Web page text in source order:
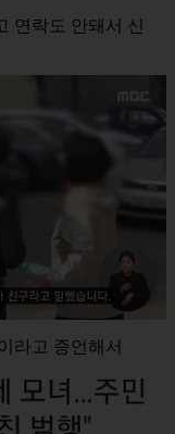
연락도 안돼서 신
라고 증언해서